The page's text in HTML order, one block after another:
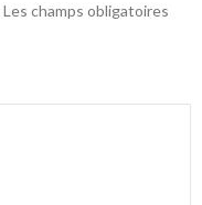
Les champs obligatoires